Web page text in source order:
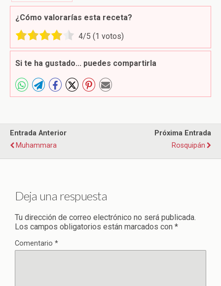
¿Cómo valorarías esta receta?
4/5 (1 votos)
Si te ha gustado... puedes compartirla
Entrada Anterior
Muhammara
Próxima Entrada
Rosquipán
Deja una respuesta
Tu dirección de correo electrónico no será publicada.
Los campos obligatorios están marcados con *
Comentario *